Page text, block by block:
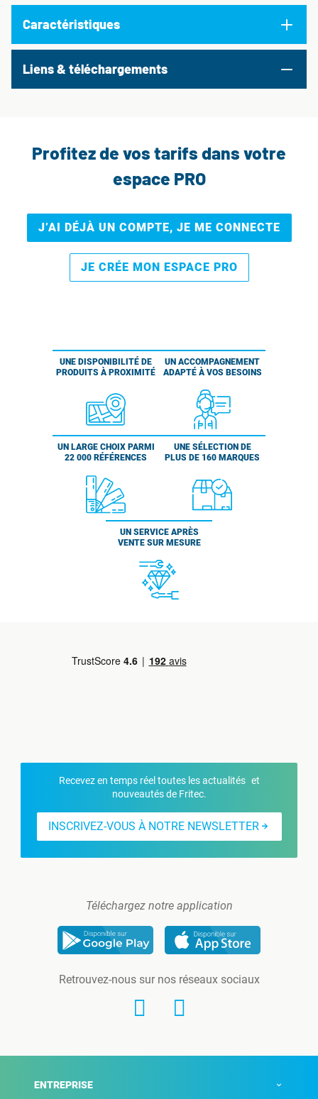
Caractéristiques
Liens & téléchargements
Profitez de vos tarifs dans votre
espace PRO
J’AI DÉJÀ UN COMPTE, JE ME CONNECTE
JE CRÉE MON ESPACE PRO
UNE DISPONIBILITÉ DE
PRODUITS À PROXIMITÉ
UN ACCOMPAGNEMENT
ADAPTÉ À VOS BESOINS
UN LARGE CHOIX PARMI
22 000 RÉFÉRENCES
UNE SÉLECTION DE
PLUS DE 160 MARQUES
UN SERVICE APRÈS
VENTE SUR MESURE
Recevez en temps réel toutes les actualités et
nouveautés de Fritec.
INSCRIVEZ-VOUS À NOTRE NEWSLETTER
Téléchargez notre application
Retrouvez-nous sur nos réseaux sociaux
ENTREPRISE